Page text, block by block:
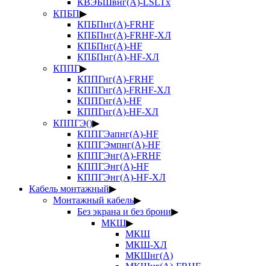
КВЭБШвнг(А)-LSLTx
КПБП▶
КПБПнг(А)-FRHF
КПБПнг(А)-FRHF-ХЛ
КПБПнг(А)-HF
КПБПнг(А)-HF-ХЛ
КППГ▶
КППГнг(А)-FRHF
КППГнг(А)-FRHF-ХЛ
КППГнг(А)-HF
КППГнг(А)-HF-ХЛ
КППГЭ()▶
КППГЭапнг(А)-HF
КППГЭмпнг(А)-HF
КППГЭнг(А)-FRHF
КППГЭнг(А)-HF
КППГЭнг(А)-HF-ХЛ
Кабель монтажный▶
Монтажный кабель▶
Без экрана и без брони▶
МКШ▶
МКШ
МКШ-ХЛ
МКШнг(А)